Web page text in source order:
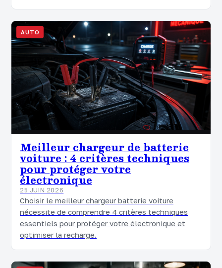
AUTO
Meilleur chargeur de batterie
voiture : 4 critères techniques
pour protéger votre
électronique
25 JUIN 2026
Choisir le meilleur chargeur batterie voiture
nécessite de comprendre 4 critères techniques
essentiels pour protéger votre électronique et
optimiser la recharge.